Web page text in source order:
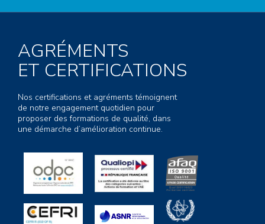
AGRÉMENTS
ET CERTIFICATIONS
Nos certifications et agréments témoignent
de notre engagement quotidien pour
proposer des formations de qualité, dans
une démarche d’amélioration continue.